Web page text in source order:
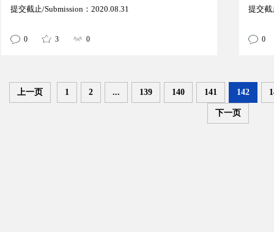
提交截止/Submission：2020.08.31
0 3 0
提交截
0
上一页 1 2 ... 139 140 141 142
下一页